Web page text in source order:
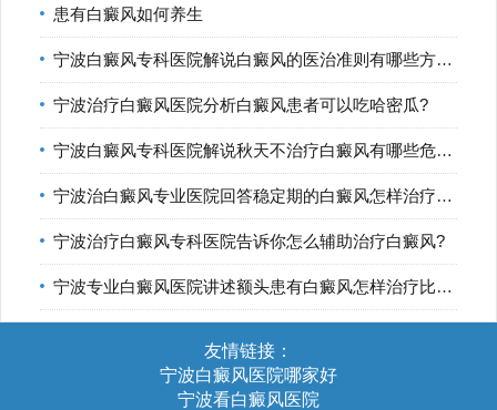
患有白癜风如何养生
宁波白癜风专科医院解说白癜风的医治准则有哪些方面?
宁波治疗白癜风医院分析白癜风患者可以吃哈密瓜?
宁波白癜风专科医院解说秋天不治疗白癜风有哪些危害?
宁波治白癜风专业医院回答稳定期的白癜风怎样治疗比较好?
宁波治疗白癜风专科医院告诉你怎么辅助治疗白癜风?
宁波专业白癜风医院讲述额头患有白癜风怎样治疗比较好?
友情链接：
宁波白癜风医院哪家好
宁波看白癜风医院